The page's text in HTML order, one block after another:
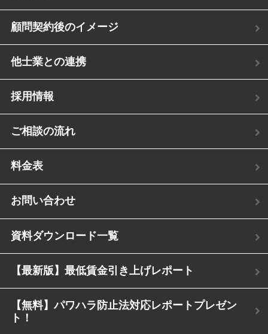
顧問契約後のイメージ
他士業との連携
採用情報
ご相談の流れ
料金表
お問い合わせ
資料ダウンロード一覧
【最新版】最低賃金引き上げレポート
【無料】パワハラ防止法対応レポートプレゼン
ト！